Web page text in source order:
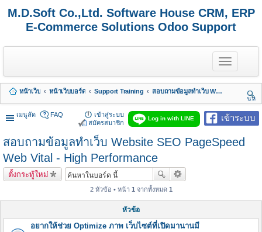
M.D.Soft Co.,Ltd. Software House CRM, ERP
E-Commerce Solutions Odoo Support
T
o
g
e
n
a
i
g
หน้าเว็บ หน้าเว็บบอร์ด Support Training
สอบถามข้อมูลทำเว็บ Website SEO PageSpeed Web Vital - High Performance
นห
า
เมนูลัด
เข้าระบบ
Log in with LINE
FAQ
เข้าสู่ระบบ
สมัครสมาชิก
สอบถามข้อมูลทำเว็บ Website SEO PageSpeed
Web Vital - High Performance
ตั้งกระทู้ใหม่
2 หัวข้อ • หน้า 1 จากทั้งหมด 1
หัวข้อ
อยากให้ช่วย Optimize ภาพ เว็บไซต์ที่เปิดมานานมี